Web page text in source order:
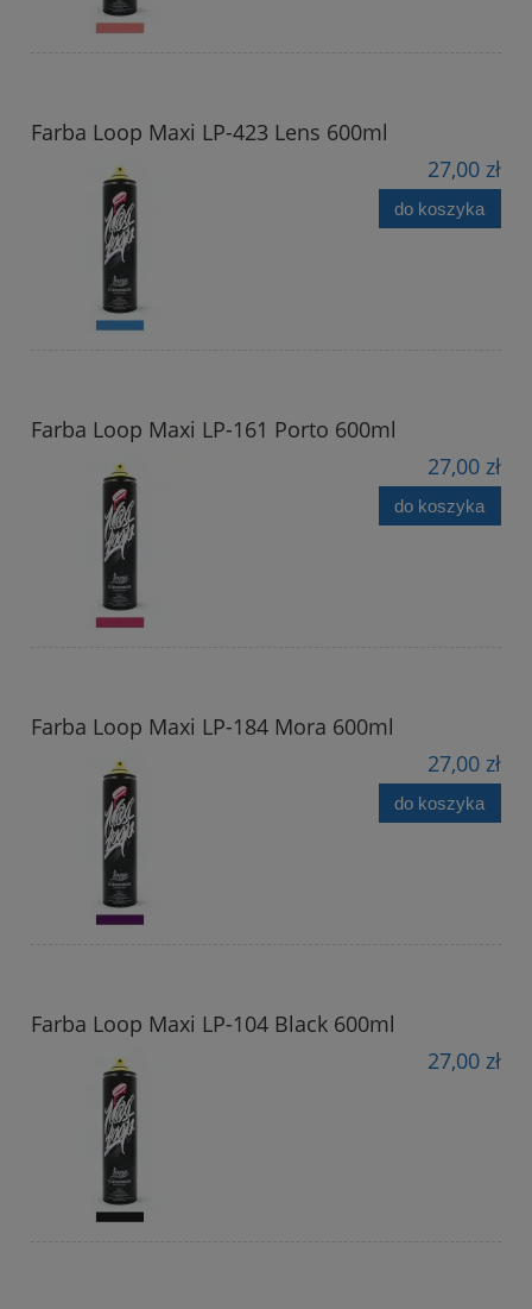
Farba Loop Maxi LP-423 Lens 600ml
27,00 zł
do koszyka
Farba Loop Maxi LP-161 Porto 600ml
27,00 zł
do koszyka
Farba Loop Maxi LP-184 Mora 600ml
27,00 zł
do koszyka
Farba Loop Maxi LP-104 Black 600ml
27,00 zł